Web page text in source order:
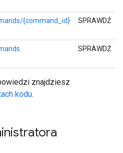
{command_id} SPRAWDŹ
SPRAWDŹ
znajdziesz
kodu.